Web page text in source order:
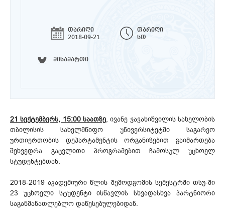
თარიღი
2018-09-21
თარიღი
სთ
მისამართი
21 სექტემბერს, 15:00 საათზე, ივანე ჯავახიშვილის სახელობის
თბილისის სახელმწიფო უნივერსიტეტში საგარეო
ურთიერთობის დეპარტამენტის ორგანიზებით გაიმართება
შეხვედრა გაცვლითი პროგრამებით ჩამოსულ უცხოელ
სტუდენტებთან.
2018-2019 აკადემიური წლის შემოდგომის სემესტრში თსუ-ში
23 უცხოელი სტუდენტი ისწავლის სხვადასხვა პარტნიორი
საგანმანათლებლო დაწესებულებიდან.